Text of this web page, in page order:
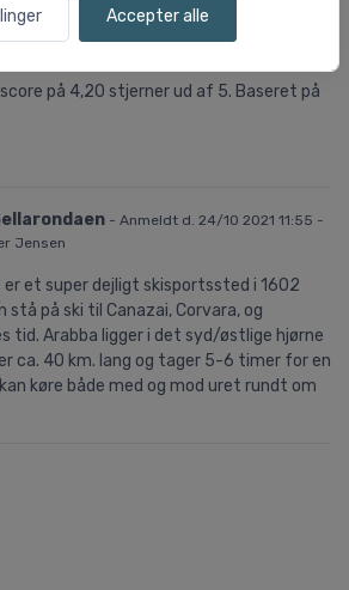
Accepter alle
på 4,20 stjerner ud af 5. Baseret på
- Anmeldt d. 24/10 2021 11:55 -
Jensen
et super dejligt skisportssted i 1602
stå på ski til Canazai, Corvara, og
tid. Arabba ligger i det syd/østlige hjørne
ca. 40 km. lang og tager 5-6 timer for en
køre både med og mod uret rundt om